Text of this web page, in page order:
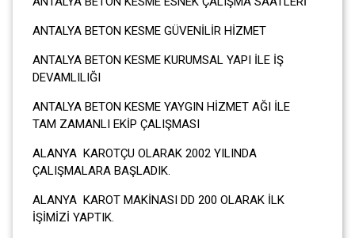
ANTALYA BETON KESME GÜVENİLİR HİZMET
ANTALYA BETON KESME KURUMSAL YAPI İLE İŞ
DEVAMLILIĞI
ANTALYA BETON KESME YAYGIN HİZMET AĞI İLE
TAM ZAMANLI EKİP ÇALIŞMASI
ALANYA KAROTÇU OLARAK 2002 YILINDA
ÇALIŞMALARA BAŞLADIK.
ALANYA KAROT MAKİNASI DD 200 OLARAK İLK
İŞİMİZİ YAPTIK.